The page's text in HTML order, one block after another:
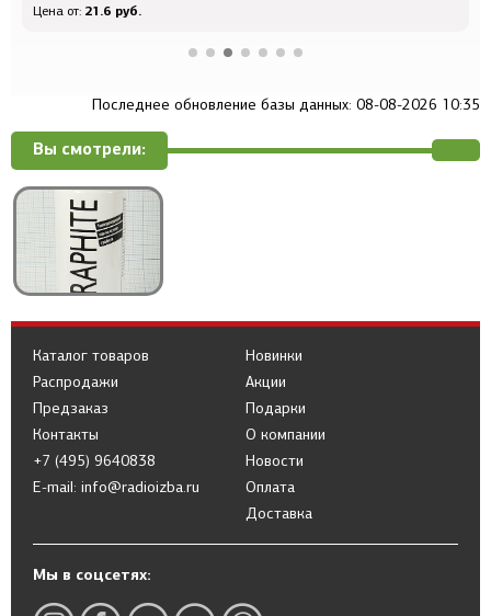
Цена от: 21.6 руб.
Последнее обновление базы данных: 08-08-2026 10:35
Вы смотрели:
Каталог товаров
Распродажи
Предзаказ
Новинки
Акции
Подарки
Контакты
+7 (495) 9640838
E-mail: info@radioizba.ru
О компании
Новости
Оплата
Доставка
Мы в соцсетях: